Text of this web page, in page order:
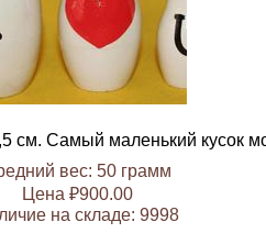
см. Самый маленький кусок
вес: 50 грамм
Цена ₽900.00
на складе: 9998